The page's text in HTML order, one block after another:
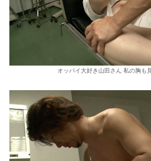
オッパイ大好き山田さん 私の胸も